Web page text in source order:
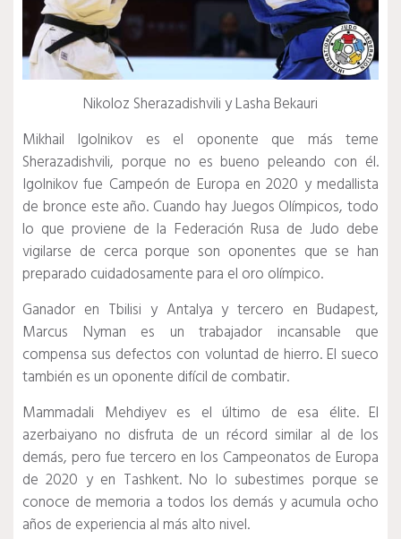
Nikoloz Sherazadishvili y Lasha Bekauri
Mikhail Igolnikov es el oponente que más teme
Sherazadishvili, porque no es bueno peleando con él.
Igolnikov fue Campeón de Europa en 2020 y medallista
de bronce este año. Cuando hay Juegos Olímpicos, todo
lo que proviene de la Federación Rusa de Judo debe
vigilarse de cerca porque son oponentes que se han
preparado cuidadosamente para el oro olímpico.
Ganador en Tbilisi y Antalya y tercero en Budapest,
Marcus Nyman es un trabajador incansable que
compensa sus defectos con voluntad de hierro. El sueco
también es un oponente difícil de combatir.
Mammadali Mehdiyev es el último de esa élite. El
azerbaiyano no disfruta de un récord similar al de los
demás, pero fue tercero en los Campeonatos de Europa
de 2020 y en Tashkent. No lo subestimes porque se
conoce de memoria a todos los demás y acumula ocho
años de experiencia al más alto nivel.